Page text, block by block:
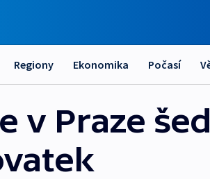
Regiony Ekonomika Počasí
v Praze